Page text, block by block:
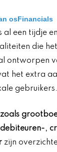
osFinancials
al een tijdje
die
ontworpen
het extra
gebruikers.
,
zijn